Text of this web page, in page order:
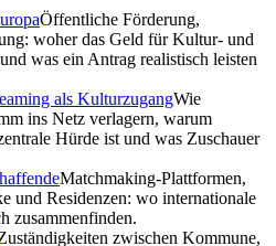
Öffentliche Förderung,
woher das Geld für Kultur- und
was ein Antrag realistisch leisten
als KulturzugangWie
ins Netz verlagern, warum
Hürde ist und was Zuschauer
Matchmaking-Plattformen,
und Residenzen: wo internationale
zusammenfinden.
zwischen Kommune,